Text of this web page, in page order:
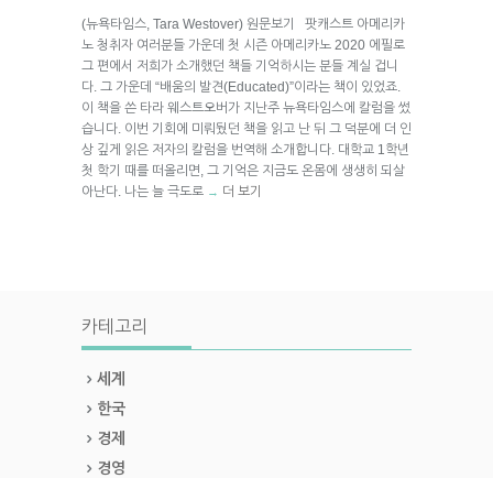
(뉴욕타임스, Tara Westover) 원문보기 팟캐스트 아메리카
노 청취자 여러분들 가운데 첫 시즌 아메리카노 2020 에필로
그 편에서 저희가 소개했던 책들 기억하시는 분들 계실 겁니
다. 그 가운데 “배움의 발견(Educated)”이라는 책이 있었죠.
이 책을 쓴 타라 웨스트오버가 지난주 뉴욕타임스에 칼럼을 썼
습니다. 이번 기회에 미뤄뒀던 책을 읽고 난 뒤 그 덕분에 더 인
상 깊게 읽은 저자의 칼럼을 번역해 소개합니다. 대학교 1학년
첫 학기 때를 떠올리면, 그 기억은 지금도 온몸에 생생히 되살
아난다. 나는 늘 극도로 → 더 보기
카테고리
세계
한국
경제
경영